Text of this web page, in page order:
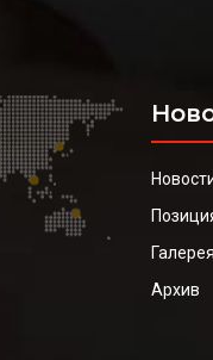
Галерея
Архив